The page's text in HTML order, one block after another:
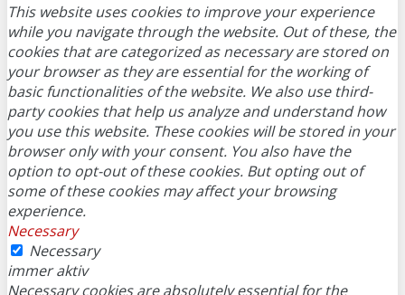
This website uses cookies to improve your experience
while you navigate through the website. Out of these, the
cookies that are categorized as necessary are stored on
your browser as they are essential for the working of
basic functionalities of the website. We also use third-
party cookies that help us analyze and understand how
you use this website. These cookies will be stored in your
browser only with your consent. You also have the
option to opt-out of these cookies. But opting out of
some of these cookies may affect your browsing
experience.
Necessary
Necessary
immer aktiv
Necessary cookies are absolutely essential for the